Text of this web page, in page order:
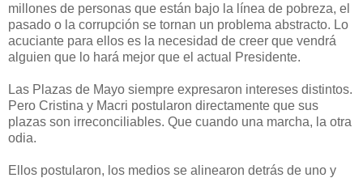
millones de personas que están bajo la línea de pobreza, el
pasado o la corrupción se tornan un problema abstracto. Lo
acuciante para ellos es la necesidad de creer que vendrá
alguien que lo hará mejor que el actual Presidente.
Las Plazas de Mayo siempre expresaron intereses distintos.
Pero Cristina y Macri postularon directamente que sus
plazas son irreconciliables. Que cuando una marcha, la otra
odia.
Ellos postularon, los medios se alinearon detrás de uno y